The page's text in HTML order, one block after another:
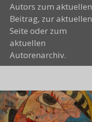
Autors zum aktuellen
Beitrag, zur aktuellen
Seite oder zum
aktuellen
Autorenarchiv.